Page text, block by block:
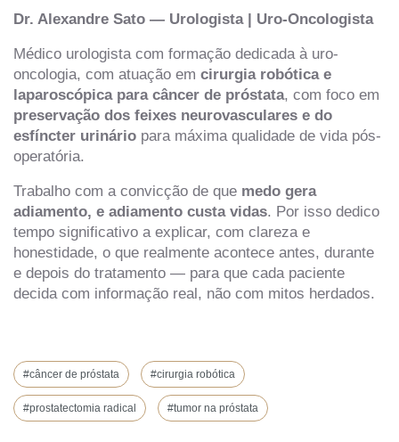
Dr. Alexandre Sato — Urologista | Uro-Oncologista
Médico urologista com formação dedicada à uro-
oncologia, com atuação em cirurgia robótica e
laparoscópica para câncer de próstata, com foco em
preservação dos feixes neurovasculares e do
esfíncter urinário para máxima qualidade de vida pós-
operatória.
Trabalho com a convicção de que medo gera
adiamento, e adiamento custa vidas. Por isso dedico
tempo significativo a explicar, com clareza e
honestidade, o que realmente acontece antes, durante
e depois do tratamento — para que cada paciente
decida com informação real, não com mitos herdados.
#câncer de próstata #cirurgia robótica
#prostatectomia radical #tumor na próstata